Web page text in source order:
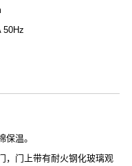
温。
，门上带有耐火钢化玻璃观